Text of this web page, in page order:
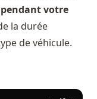
votre
la durée
de véhicule.